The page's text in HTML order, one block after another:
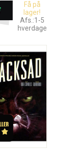
Få på
lager!
Afs.:1-5
hverdage